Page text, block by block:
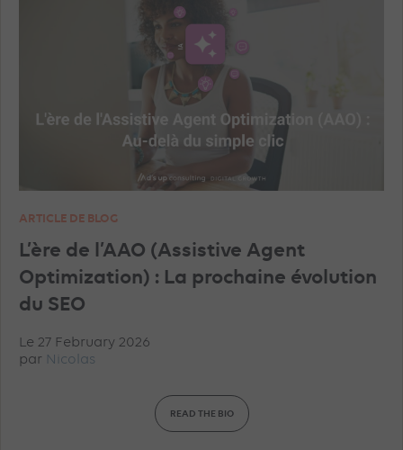
ARTICLE DE BLOG
L’ère de l’AAO (Assistive Agent
Optimization) : La prochaine évolution
du SEO
Le 27 February 2026
par Nicolas
READ THE BIO